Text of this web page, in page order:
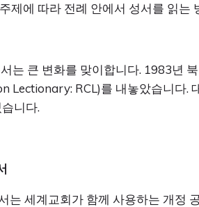
제에 따라 전례 안에서 성서를 읽
는 큰 변화를 맞이합니다. 1983년
Lectionary: RCL)를 내놓았습니다.
니다.
는 세계교회가 함께 사용하는 개